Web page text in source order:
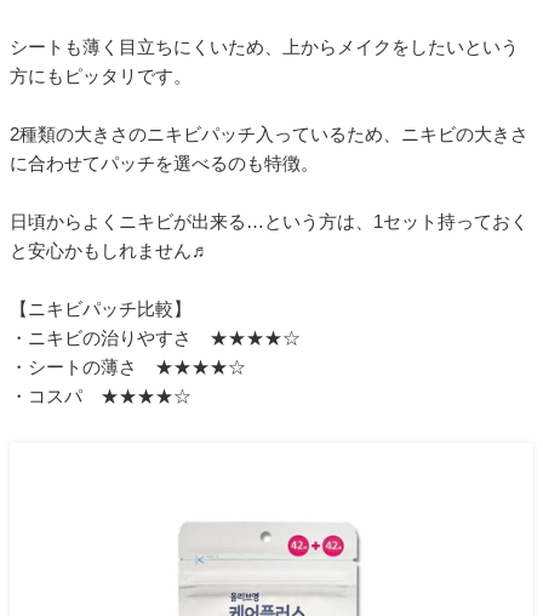
シートも薄く目立ちにくいため、上からメイクをしたいという
方にもピッタリです。
2種類の大きさのニキビパッチ入っているため、ニキビの大きさ
に合わせてパッチを選べるのも特徴。
日頃からよくニキビが出来る…という方は、1セット持っておく
と安心かもしれません♬
【ニキビパッチ比較】
・ニキビの治りやすさ ★★★★☆
・シートの薄さ ★★★★☆
・コスパ ★★★★☆